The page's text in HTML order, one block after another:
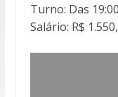
Turno: Das
Salário: R$